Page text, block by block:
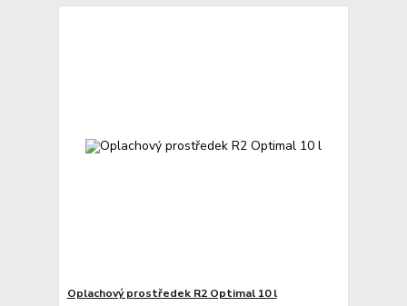
Oplachový prostředek R2 Optimal 10 l